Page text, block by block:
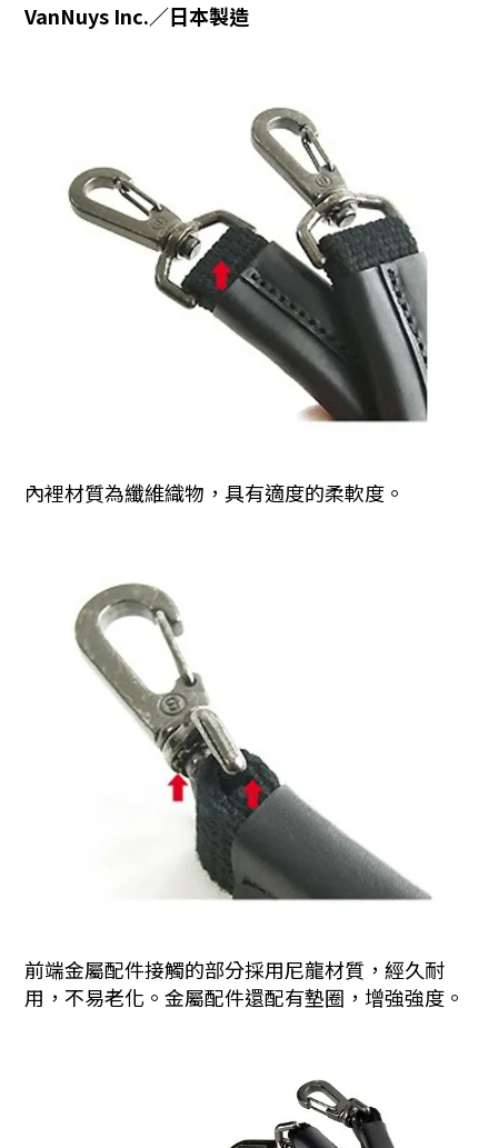
VanNuys Inc.／日本製造
內裡材質為纖維織物， 具有適度的柔軟度。
前端金屬配件接觸的部分採用尼龍材質，經久耐
用，不易老化。金屬配件還配有墊圈，增強強度。